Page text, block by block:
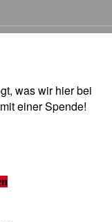
was wir hier bei
einer Spende!